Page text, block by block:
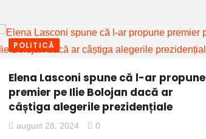
POLITICĂ
Elena Lasconi spune că l-ar propune
premier pe Ilie Bolojan dacă ar
câștiga alegerile prezidențiale
august 28, 2024 0